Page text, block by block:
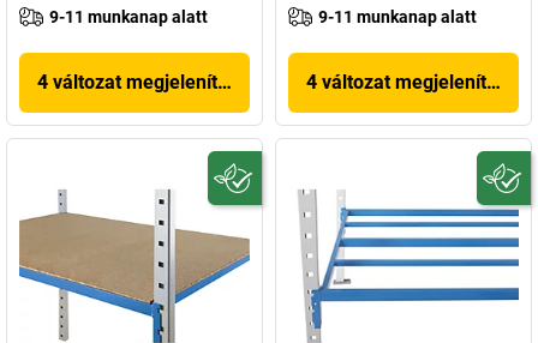
9-11 munkanap alatt
4 változat megjelenítése
9-11 munkanap alatt
4 változat megjelenítése